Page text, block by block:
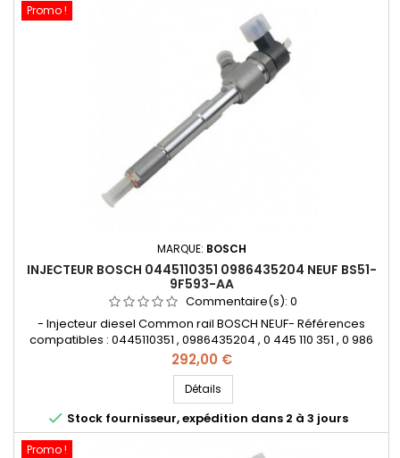
Promo !
MARQUE: BOSCH
INJECTEUR BOSCH 0445110351 0986435204 NEUF BS51-
9F593-AA
Commentaire(s): 0
- Injecteur diesel Common rail BOSCH NEUF- Références
compatibles : 0445110351 , 0986435204 , 0 445 110 351 , 0 986
435 204 , 1723813 , BS51 9F593 AA , BS51-9F593-AA , 55219886 ,
95517513- Pour motorisation Fiat Lancia 1.3JTD , Opel 1.3CDTI ,
Ford 1.3TDCi Pièce d'origine&nbsp;
Prix
292,00 €
Détails
 Stock fournisseur, expédition dans 2 à 3 jours
Promo !